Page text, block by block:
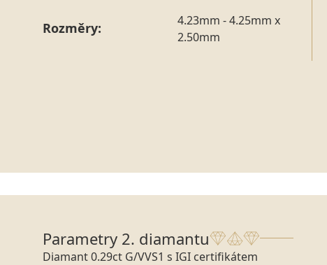
Rozměry:
4.23mm - 4.25mm x
2.50mm
Parametry 2. diamantu
Diamant 0.29ct G/VVS1 s IGI certifikátem